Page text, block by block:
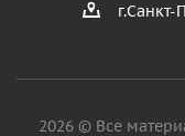
г.Санкт-
2026 © Все